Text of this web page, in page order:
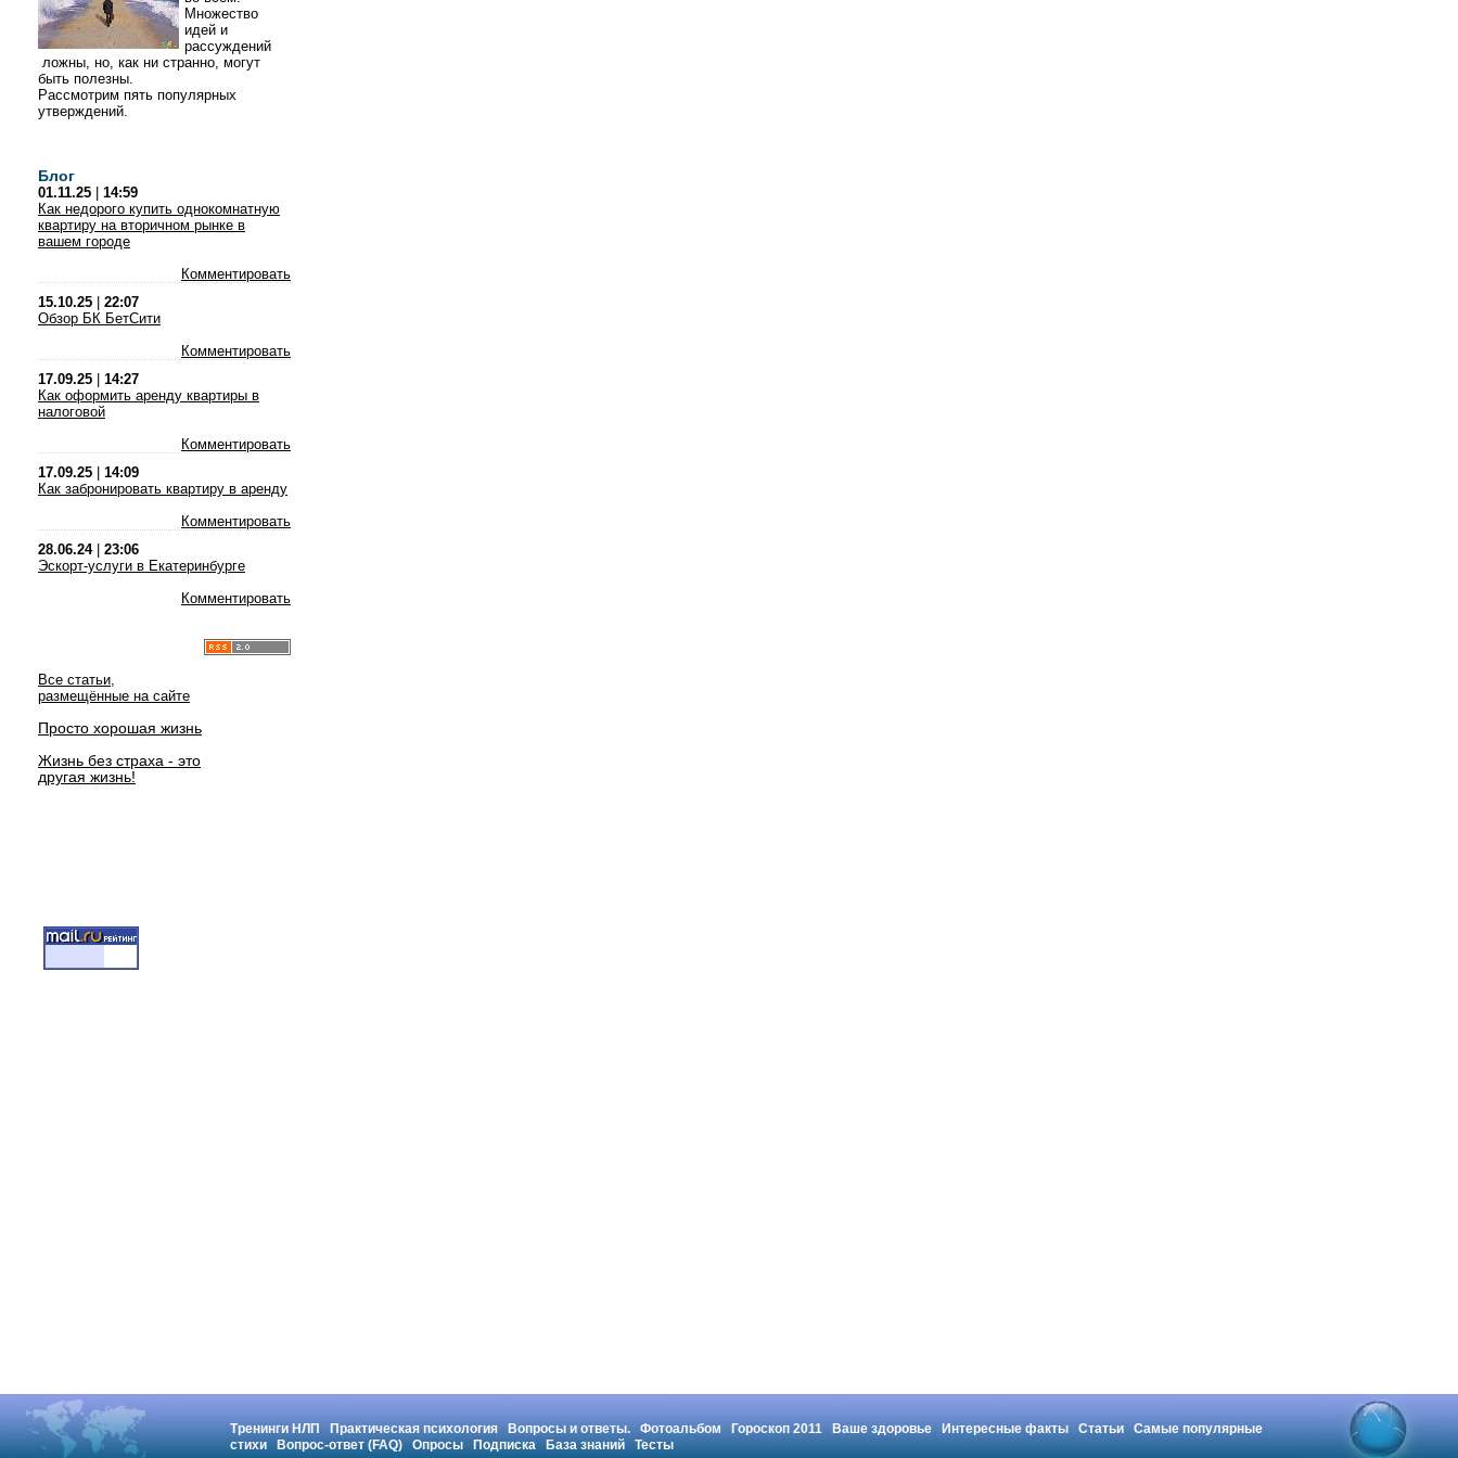
Множество
идей и
рассуждений
ложны, но, как ни странно, могут
быть полезны.
Рассмотрим пять популярных
утверждений.
Блог
01.11.25
14:59
Как недорого купить однокомнатную
квартиру на вторичном рынке в
вашем городе
Комментировать
15.10.25
22:07
Обзор БК БетСити
Комментировать
17.09.25
14:27
Как оформить аренду квартиры в
налоговой
Комментировать
17.09.25
14:09
Как забронировать квартиру в аренду
Комментировать
28.06.24| 23:06
Эскорт-услуги в Екатеринбурге
Комментировать
Все статьи,
размещённые на сайте
Просто хорошая жизнь
Жизнь без страха - это
другая жизнь!
Тренинги НЛП Практическая психология Вопросы и ответы. Фотоальбом Гороскоп 2011 Ваше здоровье Интересные факты Статьи
Самые популярные
стихи
Вопрос-ответ (FAQ) Опросы Подписка База знаний Тесты